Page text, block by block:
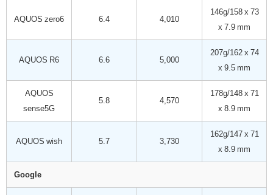
AQUOS zero6 6.4 4,010
146g/158 x 73
x 7.9 mm
AQUOS R6 6.6 5,000
207g/162 x 74
x 9.5 mm
AQUOS
sense5G
5.8 4,570
178g/148 x 71
x 8.9 mm
AQUOS wish 5.7 3,730
162g/147 x 71
x 8.9 mm
Google